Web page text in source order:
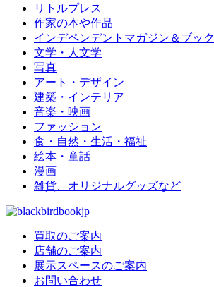
リトルプレス
作家の本や作品
インデペンデントマガジン＆ブック
文学・人文学
写真
アート・デザイン
建築・インテリア
音楽・映画
ファッション
食・自然・生活・福祉
絵本・童話
漫画
雑貨、オリジナルグッズなど
買取のご案内
店舗のご案内
展示スペースのご案内
お問い合わせ